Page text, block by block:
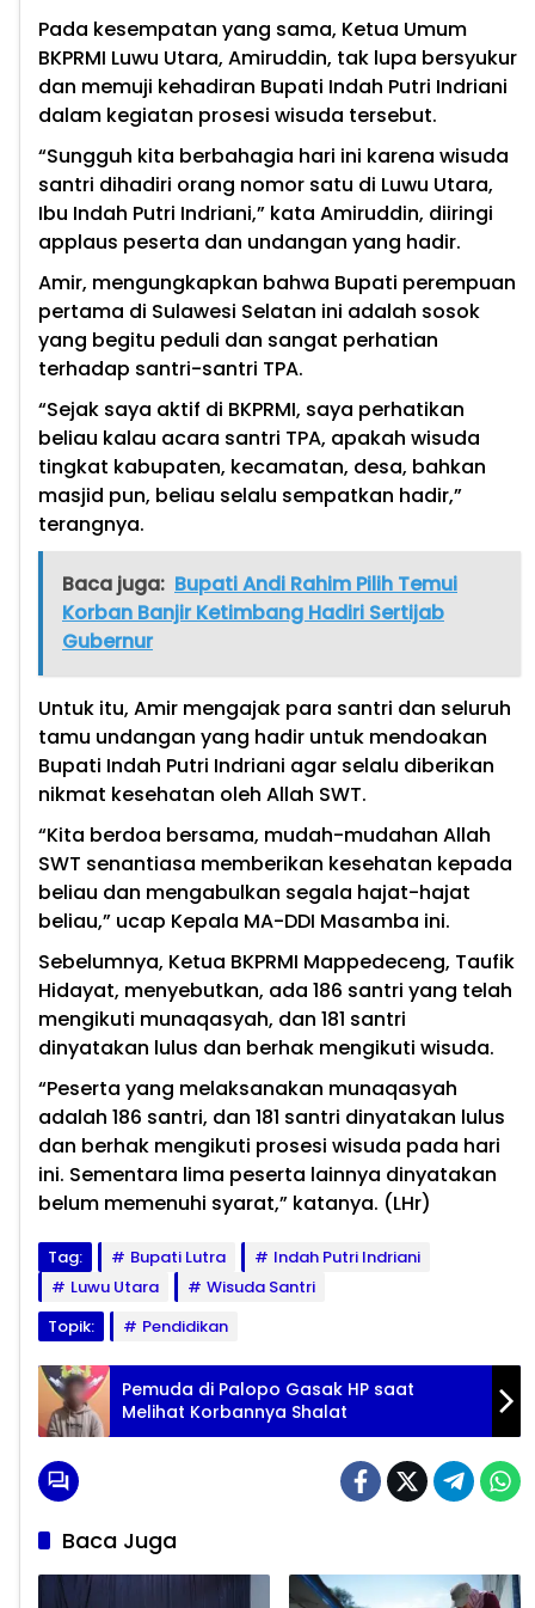
Pada kesempatan yang sama, Ketua Umum
BKPRMI Luwu Utara, Amiruddin, tak lupa bersyukur
dan memuji kehadiran Bupati Indah Putri Indriani
dalam kegiatan prosesi wisuda tersebut.
“Sungguh kita berbahagia hari ini karena wisuda
santri dihadiri orang nomor satu di Luwu Utara,
Ibu Indah Putri Indriani,” kata Amiruddin, diiringi
applaus peserta dan undangan yang hadir.
Amir, mengungkapkan bahwa Bupati perempuan
pertama di Sulawesi Selatan ini adalah sosok
yang begitu peduli dan sangat perhatian
terhadap santri-santri TPA.
“Sejak saya aktif di BKPRMI, saya perhatikan
beliau kalau acara santri TPA, apakah wisuda
tingkat kabupaten, kecamatan, desa, bahkan
masjid pun, beliau selalu sempatkan hadir,”
terangnya.
Baca juga: Bupati Andi Rahim Pilih Temui
Korban Banjir Ketimbang Hadiri Sertijab
Gubernur
Untuk itu, Amir mengajak para santri dan seluruh
tamu undangan yang hadir untuk mendoakan
Bupati Indah Putri Indriani agar selalu diberikan
nikmat kesehatan oleh Allah SWT.
“Kita berdoa bersama, mudah-mudahan Allah
SWT senantiasa memberikan kesehatan kepada
beliau dan mengabulkan segala hajat-hajat
beliau,” ucap Kepala MA-DDI Masamba ini.
Sebelumnya, Ketua BKPRMI Mappedeceng, Taufik
Hidayat, menyebutkan, ada 186 santri yang telah
mengikuti munaqasyah, dan 181 santri
dinyatakan lulus dan berhak mengikuti wisuda.
“Peserta yang melaksanakan munaqasyah
adalah 186 santri, dan 181 santri dinyatakan lulus
dan berhak mengikuti prosesi wisuda pada hari
ini. Sementara lima peserta lainnya dinyatakan
belum memenuhi syarat,” katanya. (LHr)
Tag: Bupati Lutra
Indah Putri Indriani
Luwu Utara
Wisuda Santri
Topik:
Pendidikan
Pemuda di Palopo Gasak HP saat
Melihat Korbannya Shalat
Baca Juga